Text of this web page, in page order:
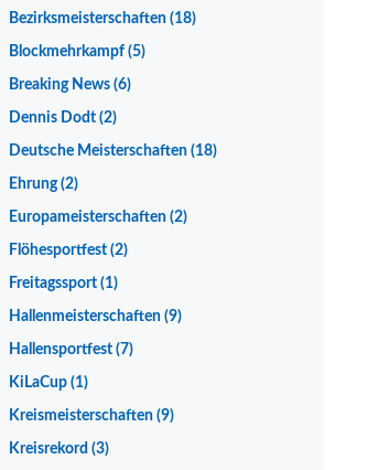
Bezirksmeisterschaften (18)
Blockmehrkampf (5)
Breaking News (6)
Dennis Dodt (2)
Deutsche Meisterschaften (18)
Ehrung(2)
Europameisterschaften (2)
Flöhesportfest (2)
Freitagssport (1)
Hallenmeisterschaften (9)
Hallensportfest (7)
KiLaCup (1)
Kreismeisterschaften (9)
Kreisrekord (3)